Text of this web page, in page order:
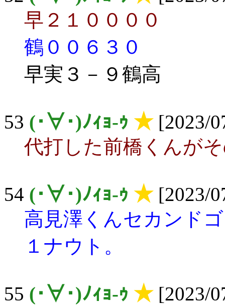
早２１００００
鶴００６３０
早実３－９鶴高
53 (･∀･)ﾉｨｮ-ｩ ★[2023/
代打した前橋くんが
54 (･∀･)ﾉｨｮ-ｩ ★[2023/
高見澤くんセカンド
１ナウト。
55 (･∀･)ﾉｨｮ-ｩ ★[2023/